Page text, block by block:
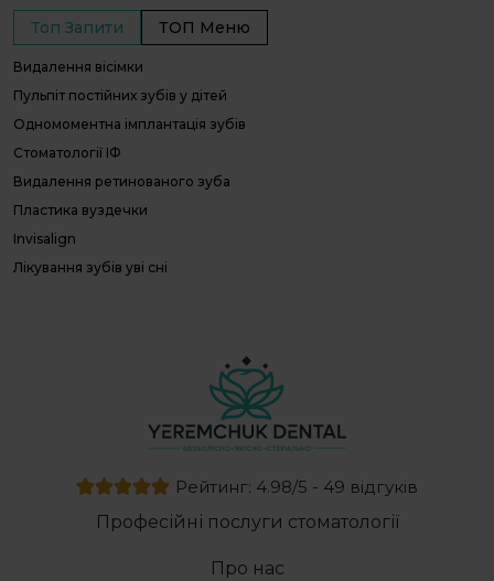
Топ Запити ТОП Меню
Видалення вісімки
Пульпіт постійних зубів у дітей
Одномоментна імплантація зубів
Стоматології ІФ
Видалення ретинованого зуба
Пластика вуздечки
Invisalign
Лікування зубів уві сні
Хірургічне виправлення прикусу ціна
Резекція кореня зуба
Протез зуба ціна
Рейтинг: 4.98/5 - 49 відгуків
Професійні послуги стоматології
Про нас